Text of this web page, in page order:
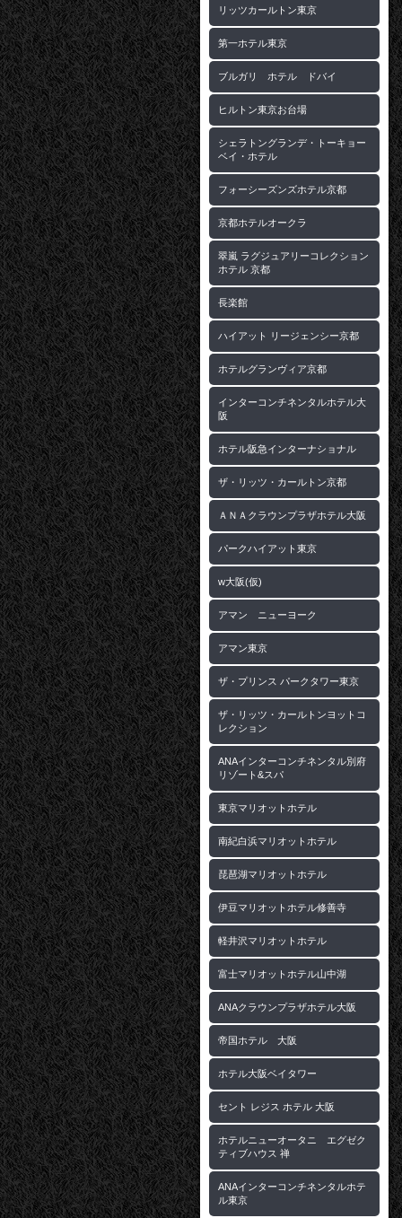
リッツカールトン東京
第一ホテル東京
ブルガリ ホテル ドバイ
ヒルトン東京お台場
シェラトングランデ・トーキョー
ベイ・ホテル
フォーシーズンズホテル京都
京都ホテルオークラ
翠嵐 ラグジュアリーコレクション
ホテル 京都
長楽館
ハイアット リージェンシー京都
ホテルグランヴィア京都
インターコンチネンタルホテル大
阪
ホテル阪急インターナショナル
ザ・リッツ・カールトン京都
ＡＮＡクラウンプラザホテル大阪
パークハイアット東京
w大阪(仮)
アマン ニューヨーク
アマン東京
ザ・プリンス パークタワー東京
ザ・リッツ・カールトンヨットコ
レクション
ANAインターコンチネンタル別府
リゾート&スパ
東京マリオットホテル
南紀白浜マリオットホテル
琵琶湖マリオットホテル
伊豆マリオットホテル修善寺
軽井沢マリオットホテル
富士マリオットホテル山中湖
ANAクラウンプラザホテル大阪
帝国ホテル 大阪
ホテル大阪ベイタワー
セント レジス ホテル 大阪
ホテルニューオータニ エグゼク
ティブハウス 禅
ANAインターコンチネンタルホテ
ル東京